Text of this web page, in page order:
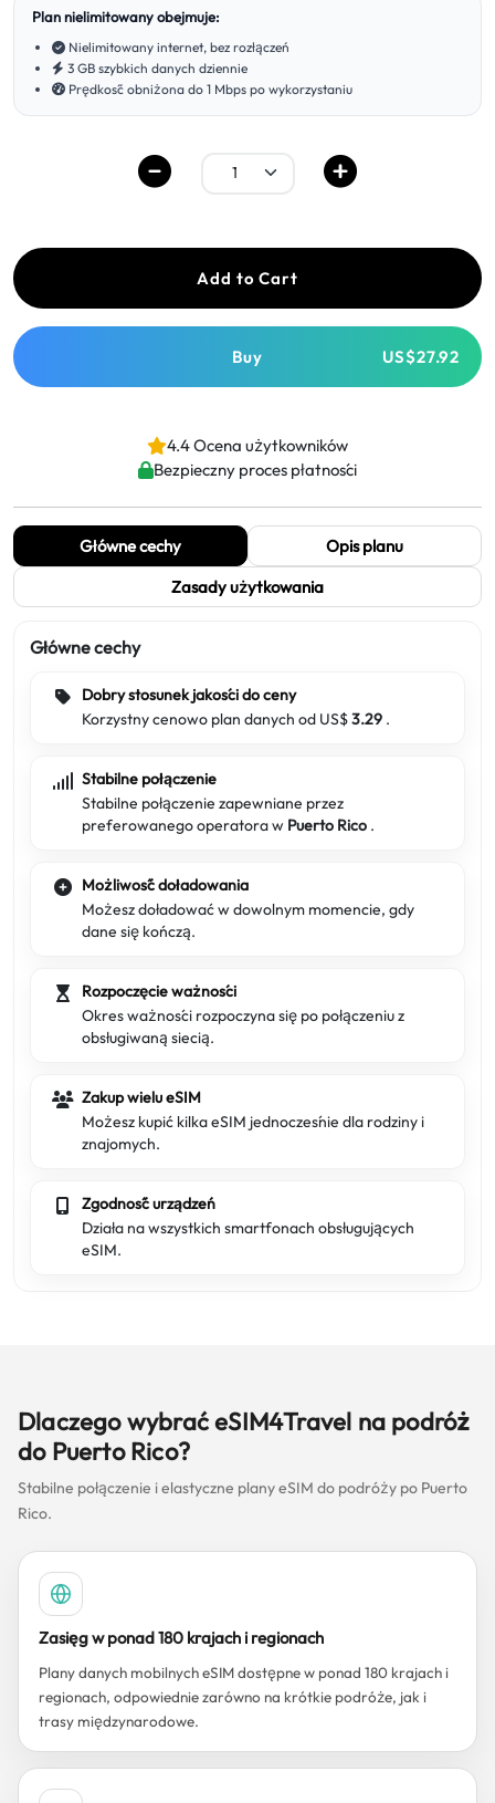
Plan nielimitowany obejmuje:
Nielimitowany internet, bez rozłączeń
3 GB szybkich danych dziennie
Prędkość obniżona do 1 Mbps po wykorzystaniu
Add to Cart
Buy US$27.92
4.4 Ocena użytkowników
Bezpieczny proces płatności
Główne cechy
Opis planu
Zasady użytkowania
Główne cechy
Dobry stosunek jakości do ceny
Korzystny cenowo plan danych od US$3.29 .
Stabilne połączenie
Stabilne połączenie zapewniane przez
preferowanego operatora w Puerto Rico .
Możliwość doładowania
Możesz doładować w dowolnym momencie, gdy
dane się kończą.
Rozpoczęcie ważności
Okres ważności rozpoczyna się po połączeniu z
obsługiwaną siecią.
Zakup wielu eSIM
Możesz kupić kilka eSIM jednocześnie dla rodziny i
znajomych.
Zgodność urządzeń
Działa na wszystkich smartfonach obsługujących
eSIM.
Dlaczego wybrać eSIM4Travel na podróż
do Puerto Rico?
Stabilne połączenie i elastyczne plany eSIM do podróży po Puerto
Rico.
Zasięg w ponad 180 krajach i regionach
Plany danych mobilnych eSIM dostępne w ponad 180 krajach i
regionach, odpowiednie zarówno na krótkie podróże, jak i
trasy międzynarodowe.